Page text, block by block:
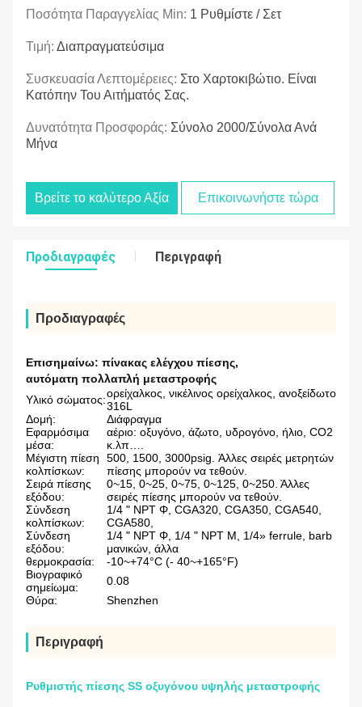
Ποσότητα Παραγγελίας Min: 1 Ρυθμίστε / Σετ
Τιμή: Διαπραγματεύσιμα
Συσκευασία Λεπτομέρειες: Στο Χαρτοκιβώτιο. Είναι
Κατόπην Του Αιτήματός Σας.
Δυνατότητα Προσφοράς: Σύνολο 2000/σύνολα Ανά
Μήνα
Βρείτε το καλύτερο Αξία Επικοινωνήστε τώρα
Προδιαγραφές Περιγραφή
Προδιαγραφές
Επισημαίνω: πίνακας ελέγχου πίεσης,
αυτόματη πολλαπλή μεταστροφής
Υλικό σώματος:ορείχαλκος, νικέλινος ορείχαλκος, ανοξείδωτο
316L
Δομή:
Διάφραγμα
Εφαρμόσιμα
μέσα:
αέριο: οξυγόνο, άζωτο, υδρογόνο, ήλιο, CO2
κ.λπ….
Μέγιστη πίεση
κολπίσκων:
500, 1500, 3000psig. Άλλες σειρές μετρητών
πίεσης μπορούν να τεθούν.
Σειρά πίεσης
εξόδου:
0~15, 0~25, 0~75, 0~125, 0~250. Άλλες
σειρές πίεσης μπορούν να τεθούν.
Σύνδεση
κολπίσκων:
1/4 " NPT Φ, CGA320, CGA350, CGA540,
CGA580,
Σύνδεση
εξόδου:
1/4 " NPT Φ, 1/4 " NPT Μ, 1/4» ferrule, barb
μανικών, άλλα
θερμοκρασία:
-10~+74°C (- 40~+165°F)
Βιογραφικό
σημείωμα:
0.08
Θύρα:
Shenzhen
Περιγραφή
Ρυθμιστής πίεσης SS οξυγόνου υψηλής μεταστροφής